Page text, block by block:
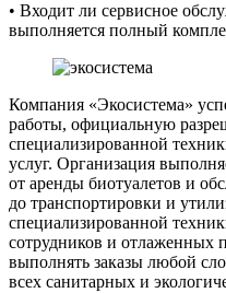
• Входит ли сервисное
выполняется полный
Компания «Экосистема»
работы, официальную
специализированной
услуг. Организация
от аренды биотуалетов и
до транспортировки и
специализированной
сотрудников и отлаженных
выполнять заказы любой
всех санитарных и